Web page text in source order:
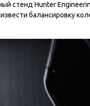
стенд Hunter
балансировку